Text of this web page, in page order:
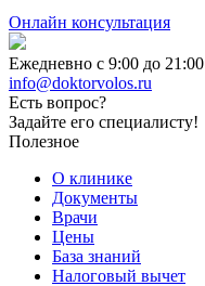
Онлайн консультация
Ежедневно с 9:00 до 21:00
info@doktorvolos.ru
Есть вопрос?
Задайте его специалисту!
Полезное
О клинике
Документы
Врачи
Цены
База знаний
Налоговый вычет